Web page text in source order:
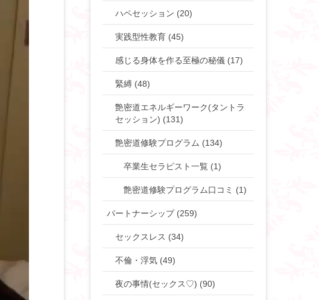
ハペセッション (20)
実践型性教育 (45)
感じる身体を作る至極の秘儀 (17)
緊縛 (48)
艶密道エネルギーワーク(タントラ
セッション) (131)
艶密道修験プログラム (134)
卒業生セラピスト一覧 (1)
艶密道修験プログラム口コミ (1)
パートナーシップ (259)
セックスレス (34)
不倫・浮気 (49)
夜の事情(セックス♡) (90)